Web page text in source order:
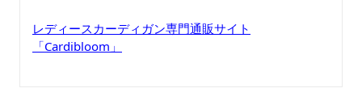
レディースカーディガン専門通販サイト
「Cardibloom」